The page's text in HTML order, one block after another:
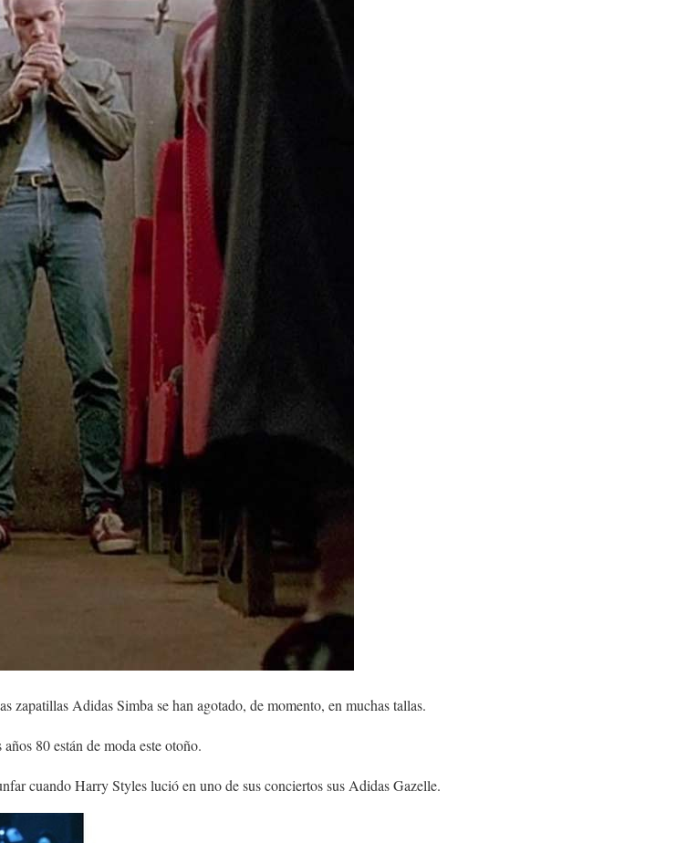
zapatillas Adidas Simba se han agotado, de momento, en muchas tallas.
80 están de moda este otoño.
cuando Harry Styles lució en uno de sus conciertos sus Adidas Gazelle.